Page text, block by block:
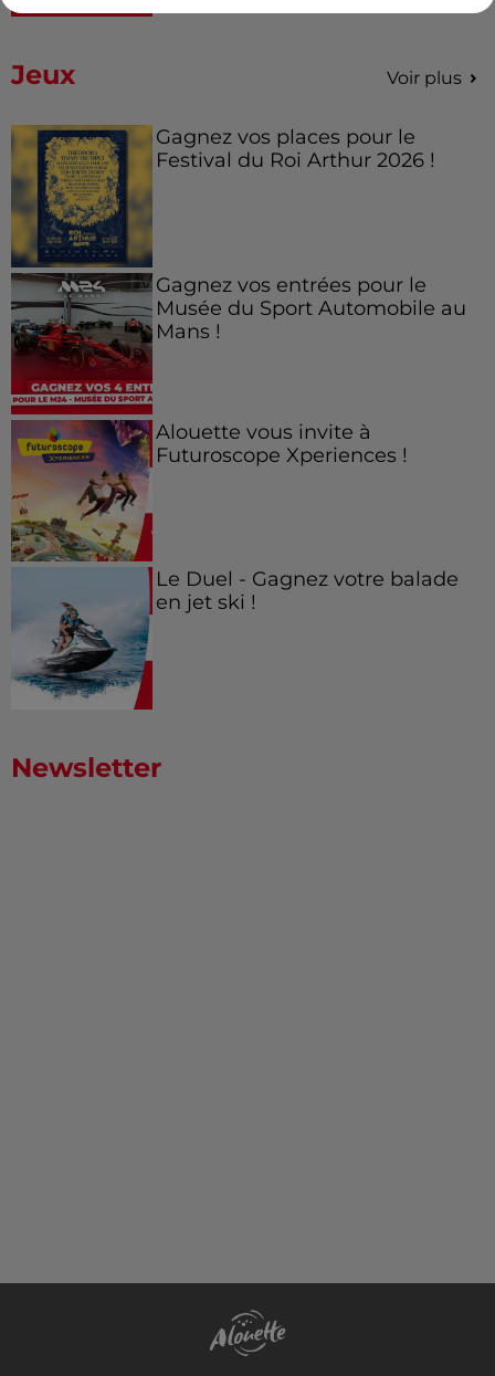
Jeux Voir plus
Gagnez vos places pour le
Festival du Roi Arthur 2026 !
Gagnez vos entrées pour le
Musée du Sport Automobile au
Mans !
Alouette vous invite à
Futuroscope Xperiences !
Le Duel - Gagnez votre balade
en jet ski !
Newsletter